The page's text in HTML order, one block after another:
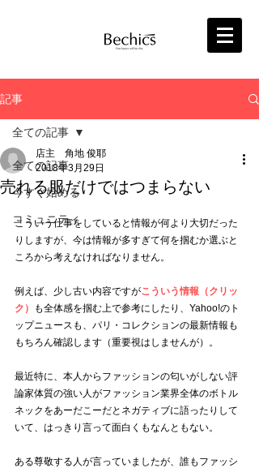
記事
全ての記事
今すぐ始める
コミュニティ
全ての記事
売れる服だけではつまらない
店主 角地 俊耶
2018年3月29日
こういう仕事をしていると情報が何より大切だった
りしますが、今は情報が多すぎて何を掴むか選ぶと
ころから考えなければなりません。
例えば、少し古い内容ですがこういう情報（クリッ
ク）
も全体感を掴む上で参考にしたり、Yahoo!のト
ップニュースも、パリ・コレクションの最新情報も
もちろん確認します（重要視はしませんが）。
最近特に、本人からファッションの匂いがしない評
論家体質の強い人がファッション業界全体のボトル
ネックをあーだこーだとネガティブに語ったりして
いて、はっきり言って面白くもなんともない。
ある尊敬する人が言っていましたが、誰もファッシ